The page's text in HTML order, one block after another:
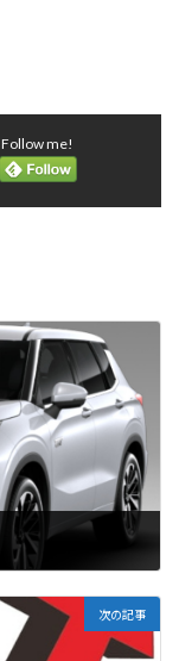
Follow me!
次の記事